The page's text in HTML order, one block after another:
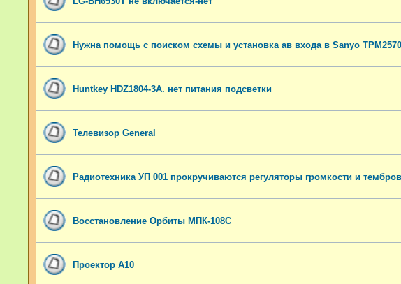
Нужна помощь с поиском схемы и установка ав входа в Sanyo TPM2570
Huntkey HDZ1804-3A. нет питания подсветки
Телевизор General
Радиотехника УП 001 прокручиваются регуляторы громкости и тембров
Восстановление Орбиты МПК-108С
Проектор A10